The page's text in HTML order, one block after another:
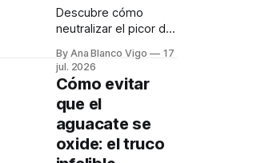
Descubre cómo
neutralizar el picor de
lácteos y otros trucos
sencillos para calmar
el ardor de tu boca
rápidamente.
By Ana Blanco Vigo
17
jul. 2026
Cómo evitar
que el
aguacate se
oxide: el truco